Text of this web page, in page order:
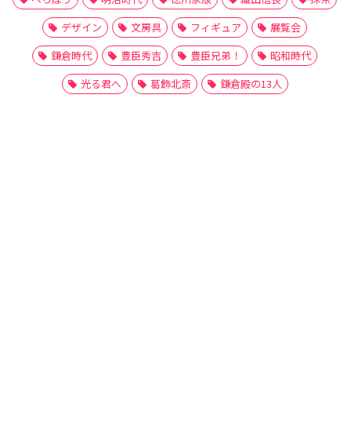
デザイン
文房具 フィギュア
展覧会
鎌倉時代
豊臣秀吉 豊臣兄弟！
昭和時代
光る君へ
葛飾北斎 鎌倉殿の13人